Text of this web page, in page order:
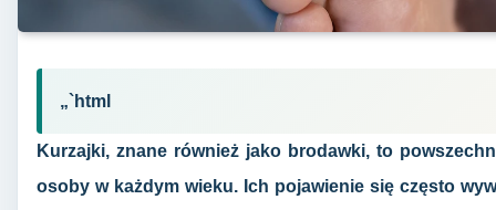
„`html
Kurzajki, znane również jako brodawki, to
osoby w każdym wieku. Ich pojawienie się często